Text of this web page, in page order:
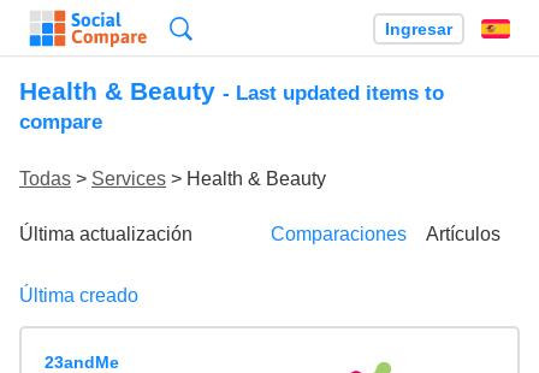
Ingresar
Health & Beauty - Last updated items to
compare
Todas > Services > Health & Beauty
Última actualización
Última creado
Comparaciones Artículos
23andMe